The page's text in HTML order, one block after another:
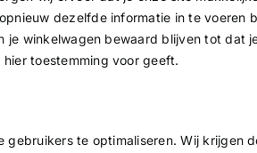
dezelfde informatie in te voeren
je winkelwagen bewaard blijven tot dat
toestemming voor geeft.
te optimaliseren. Wij krijgen